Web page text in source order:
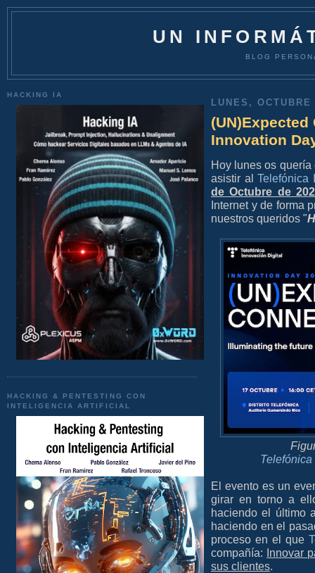
UN
BLOG
HACKING IA
HACKING & PENTESTING CON
INTELIGENCIA ARTIFICIAL
LUNES,
Innovation
Hoy lunes os
asistir alTelefónica
de Octubre de
Internet y de forma
nuestros queridos "
El evento es un
girar en torno a
haciendo el último
haciendo en el
proceso en el que
compañía: Innovar
sus clientes.